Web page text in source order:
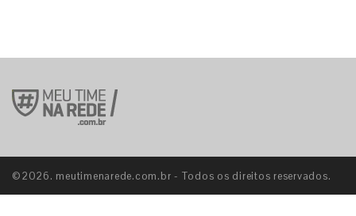
©2026. meutimenarede.com.br - Todos os direitos reservados.